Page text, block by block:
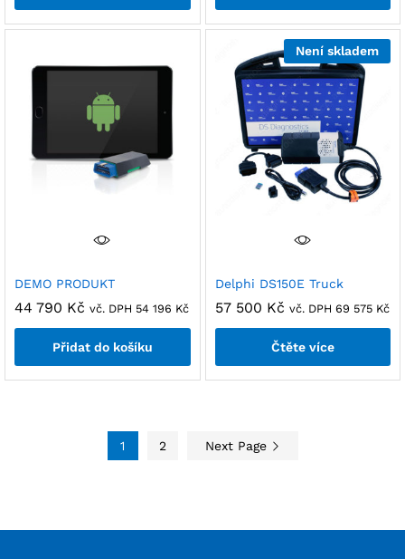
DEMO PRODUKT
44 790 Kč vč. DPH 54 196 Kč
Přidat do košíku
Není skladem
Delphi DS150E Truck
57 500 Kč vč. DPH 69 575 Kč
Čtěte více
1 2 Next Page